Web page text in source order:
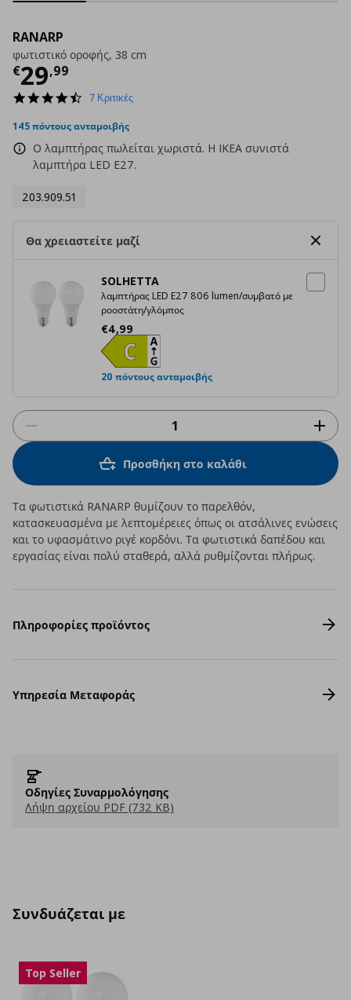
RANARP
φωτιστικό οροφής, 38 cm
€29,99
Τρέχουσα τιμή
4.6
rating
7 Κριτικές
145 πόντους ανταμοιβής
Ο λαμπτήρας πωλείται χωριστά. H IKEA συνιστά
λαμπτήρα LED E27.
203.909.51
Θα χρειαστείτε μαζί
SOLHETTA
λαμπτήρας LED E27 806 lumen/συμβατό με
ροοστάτη/γλόμπος
€4,99
Τρέχουσα τιμή
20 πόντους ανταμοιβής
Προσθήκη στο καλάθι
Τα φωτιστικά RANARP θυμίζουν το παρελθόν,
κατασκευασμένα με λεπτομέρειες όπως οι ατσάλινες ενώσεις
και το υφασμάτινο ριγέ κορδόνι. Τα φωτιστικά δαπέδου και
εργασίας είναι πολύ σταθερά, αλλά ρυθμίζονται πλήρως.
Πληροφορίες προϊόντος
Υπηρεσία Μεταφοράς
Οδηγίες Συναρμολόγησης
Λήψη αρχείου PDF (732 KB)
Συνδυάζεται με
Top Seller